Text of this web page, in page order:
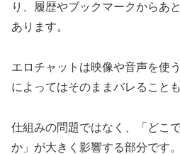
り、履歴やブックマークからあ
あります。
エロチャットは映像や音声を使
によってはそのままバレること
仕組みの問題ではなく、「どこ
か」が大きく影響する部分です。